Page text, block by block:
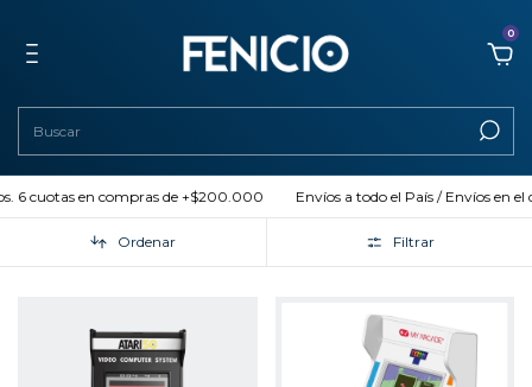
0
en compras de +$200.000 Envíos a todo el País / Envíos en el día
Ordenar Filtrar